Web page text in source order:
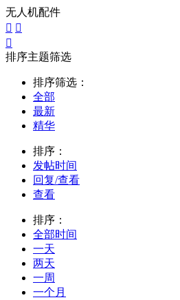
无人机配件
 

排序主题筛选
排序筛选：
全部
最新
精华
排序：
发帖时间
回复/查看
查看
排序：
全部时间
一天
两天
一周
一个月